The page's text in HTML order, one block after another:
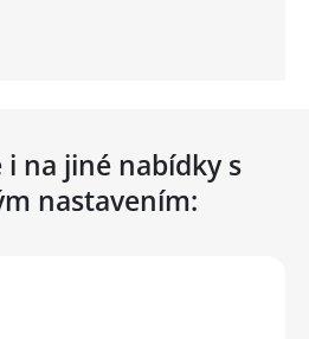
i na jiné nabídky s
nastavením: